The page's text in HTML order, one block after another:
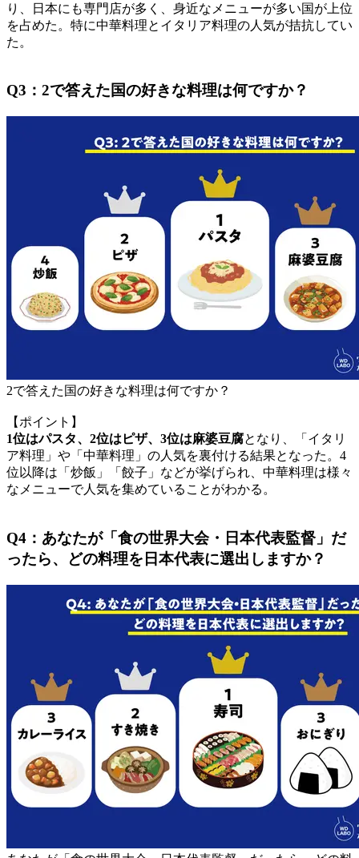
り、日本にも専門店が多く、身近なメニューが多い国が上位
を占めた。特に中華料理とイタリア料理の人気が拮抗してい
た。
Q3：2で答えた国の好きな料理は何ですか？
2で答えた国の好きな料理は何ですか？
【ポイント】
1位はパスタ、2位はピザ、3位は麻婆豆腐となり、「イタリ
ア料理」や「中華料理」の人気を裏付ける結果となった。4
位以降は「炒飯」「餃子」などが挙げられ、中華料理は様々
なメニューで人気を集めていることがわかる。
Q4：あなたが「食の世界大会・日本代表監督」だ
ったら、どの料理を日本代表に選出しますか？